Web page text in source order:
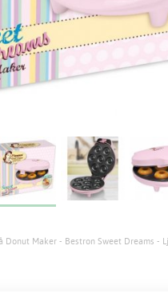
Donut Maker - Bestron Sweet Dreams -